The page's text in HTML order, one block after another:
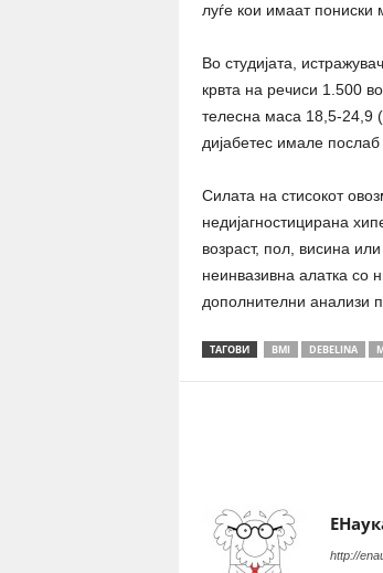
луѓе кои имаат пониски
Во студијата,
крвта на речиси 1.500
телесна маса 18,5-24,9
дијабетес имале
Силата на стисокот
недијагностицирана
возраст, пол, висина
неинвазивна алатка со
дополнителни анализи
ТАГОВИ BMI DEBELINA
http://